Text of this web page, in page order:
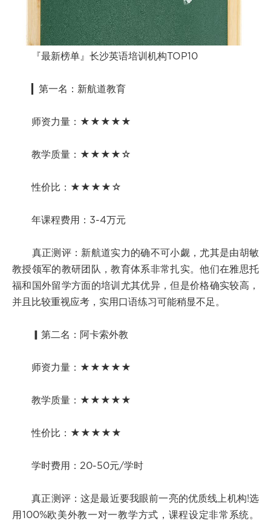
『最新榜单』长沙英语培训机构TOP10
▎第一名：新航道教育
师资力量：★★★★★
教学质量：★★★★☆
性价比：★★★★☆
年课程费用：3-4万元
真正测评：新航道实力的确不可小觑，尤其是由胡敏
教授领军的教研团队，教育体系非常扎实。他们在雅思托
福和国外留学方面的培训尤其优异，但是价格确实较高，
并且比较重视应考，实用口语练习可能稍显不足。
▎第二名：阿卡索外教
师资力量：★★★★★
教学质量：★★★★★
性价比：★★★★★
学时费用：20-50元/学时
真正测评：这是最近要我眼前一亮的优质线上机构!选
用100%欧美外教一对一教学方式，课程设定非常系统。